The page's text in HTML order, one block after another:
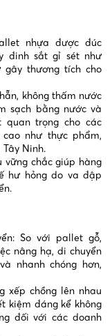
nhựa được đúc
đinh sắt gỉ sét như
gây thương tích cho
không thấm nước
sạch bằng nước và
quan trọng cho các
như thực phẩm,
Ninh.
chắc giúp hàng
hư hỏng do va đập
So với pallet gỗ,
nâng hạ, di chuyển
nhanh chóng hơn,
xếp chồng lên nhau
kiệm đáng kể không
đối với các doanh